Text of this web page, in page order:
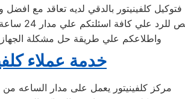
فتوكيل كلفينيتور بالدقي لديه تعاقد مع افضل
علي مدار 24 ساعة في حالة طلب مساعدتنا نعمل علي توصيل اجهزتكم
واطلاعكم علي طريقة حل مشكلة
خدمة عملاء
مركز كلفينيتور يعمل على مدار الساعه